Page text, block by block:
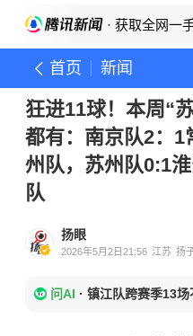
· 获取全网一
首页 新闻
狂进11球！本周“
都有：南京队2：1
州队，苏州队0:1
队
扬眼
2026年5月2日21:56 江苏 扬
问AI · 镇江队跨赛季13场